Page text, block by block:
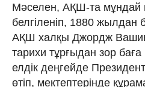
Мәселен, АҚШ-та мұндай
белгіленіп, 1880 жылдан
АҚШ халқы Джордж
тарихи тұрғыдан зор баға
елдік деңгейде Президент
өтіп, мектептерінде